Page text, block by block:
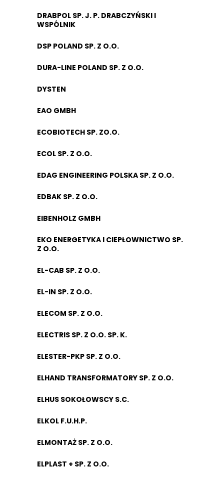
DRABPOL SP. J. P. DRABCZYŃSKI I
WSPÓLNIK
DSP POLAND SP. Z O.O.
DURA-LINE POLAND SP. Z O.O.
DYSTEN
EAO GMBH
ECOBIOTECH SP. ZO.O.
ECOL SP. Z O.O.
EDAG ENGINEERING POLSKA SP. Z O.O.
EDBAK SP. Z O.O.
EIBENHOLZ GMBH
EKO ENERGETYKA I CIEPŁOWNICTWO SP.
Z O.O.
EL-CAB SP. Z O.O.
EL-IN SP. Z O.O.
ELECOM SP. Z O.O.
ELECTRIS SP. Z O.O. SP. K.
ELESTER-PKP SP. Z O.O.
ELHAND TRANSFORMATORY SP. Z O.O.
ELHUS SOKOŁOWSCY S.C.
ELKOL F.U.H.P.
ELMONTAŻ SP. Z O.O.
ELPLAST + SP. Z O.O.